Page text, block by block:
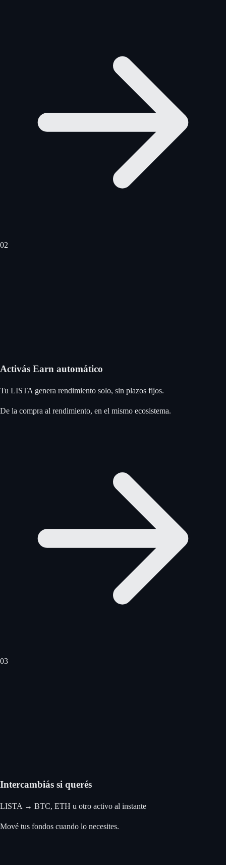
02
Activás Earn automático
Tu LISTA genera rendimiento solo, sin plazos fijos.
De la compra al rendimiento, en el mismo ecosistema.
03
Intercambiás si querés
LISTA → BTC, ETH u otro activo al instante
Mové tus fondos cuando lo necesites.